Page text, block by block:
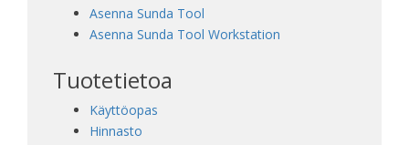
Asenna Sunda Tool
Asenna Sunda Tool Workstation
Tuotetietoa
Käyttöopas
Hinnasto